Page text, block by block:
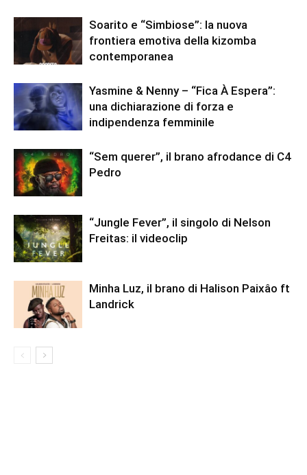
Soarito e “Simbiose”: la nuova
frontiera emotiva della kizomba
contemporanea
Yasmine & Nenny – “Fica À Espera”:
una dichiarazione di forza e
indipendenza femminile
“Sem querer”, il brano afrodance di C4
Pedro
“Jungle Fever”, il singolo di Nelson
Freitas: il videoclip
Minha Luz, il brano di Halison Paixâo ft
Landrick